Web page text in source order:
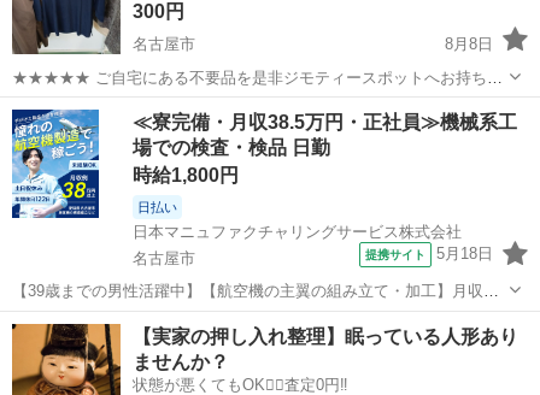
300円
名古屋市
8月8日
★★★★★ ご自宅にある不要品を是非ジモティースポットへお持ち込
みしませんか？ 家電、趣味・スポーツ・レジャー用品、こども用品、
衣料服飾品、生活雑貨、家具、本、CD・DVDなどが無料でまとめて持
ち込めます！ ※詳細はこ...
愛知 名古屋市 カットソー 現地
≪寮完備・月収38.5万円・正社員≫機械系工
場での検査・検品 日勤
時給1,800円
日払い
日本マニュファクチャリングサービス株式会社
名古屋市
提携サイト 5月18日
【39歳までの男性活躍中】【航空機の主翼の組み立て・加工】月収例
38万以上／1DKの社宅完備！ 人気の工場のお仕事/chu250808 民間航
空機部品の加工、組立をお任せします！ 〈お仕事内容〉 アルミ製及び
CFRP製（炭...
愛知 名古屋市 その他
【実家の押し入れ整理】眠っている人形あり
ませんか？
状態が悪くてもOK🙆‍♀️査定0円‼️